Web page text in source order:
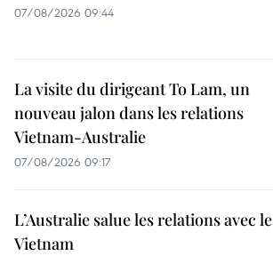
07/08/2026 09:44
La visite du dirigeant To Lam, un
nouveau jalon dans les relations
Vietnam-Australie
07/08/2026 09:17
L’Australie salue les relations avec le
Vietnam